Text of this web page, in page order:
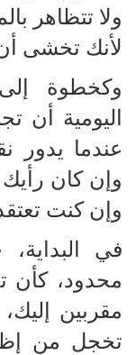
ولا تتظاهر
لأنك تخشى
وكخطوة
اليومية أن
عندما
وإن كان رأيك
وإن كنت
في
محدود،
مقربين
تخجل من